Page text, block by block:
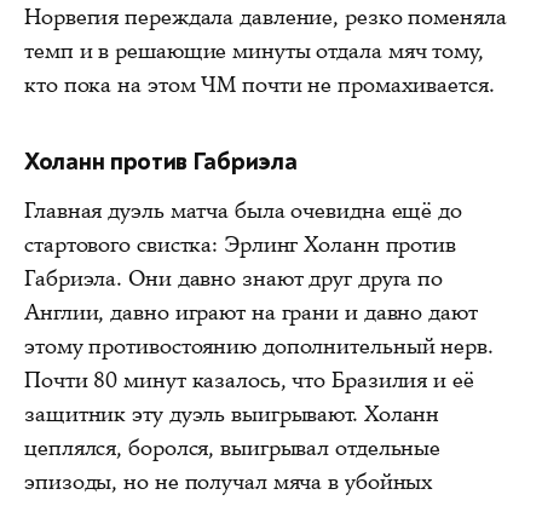
Норвегия переждала давление, резко поменяла
темп и в решающие минуты отдала мяч тому,
кто пока на этом ЧМ почти не промахивается.
Холанн против Габриэла
Главная дуэль матча была очевидна ещё до
стартового свистка: Эрлинг Холанн против
Габриэла. Они давно знают друг друга по
Англии, давно играют на грани и давно дают
этому противостоянию дополнительный нерв.
Почти 80 минут казалось, что Бразилия и её
защитник эту дуэль выигрывают. Холанн
цеплялся, боролся, выигрывал отдельные
эпизоды, но не получал мяча в убойных